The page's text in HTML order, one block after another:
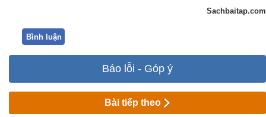
Sachbaitap.com
Bình luận
Báo lỗi - Góp ý
Bài tiếp theo